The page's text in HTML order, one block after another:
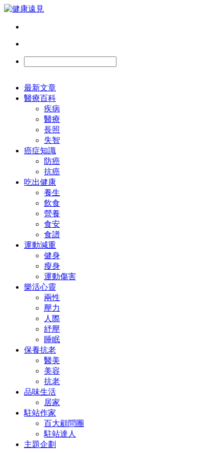
最新文章
醫療百科
疾病
醫療
長照
失智
癌症知識
防癌
抗癌
吃出健康
養生
飲食
營養
食安
食譜
運動減重
健身
瘦身
運動傷害
樂活心靈
兩性
壓力
人際
紓壓
睡眠
保養抗老
醫美
美容
抗老
品味生活
居家
駐站作家
百大顧問團
駐站達人
主題企劃